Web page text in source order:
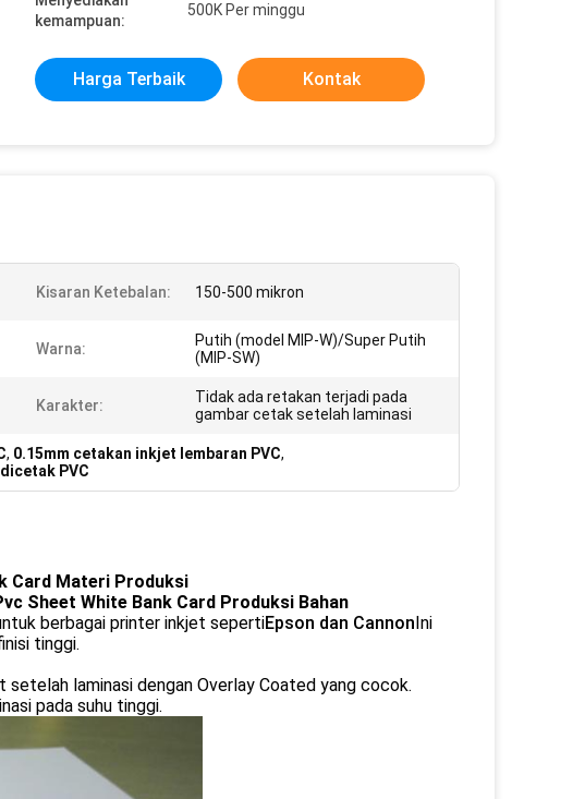
kemampuan:
500K Per minggu
Harga Terbaik Kontak
Kisaran Ketebalan: 150-500 mikron
Warna:
Putih (model MIP-W)/Super Putih
(MIP-SW)
Karakter:
Tidak ada retakan terjadi pada
gambar cetak setelah laminasi
, 0.15mm cetakan inkjet lembaran PVC,
PVC
Card Materi Produksi
Sheet White Bank Card Produksi Bahan
berbagai printer inkjet sepertiEpson dan CannonIni
tinggi.
laminasi dengan Overlay Coated yang cocok.
pada suhu tinggi.